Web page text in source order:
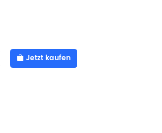
Jetzt kaufen